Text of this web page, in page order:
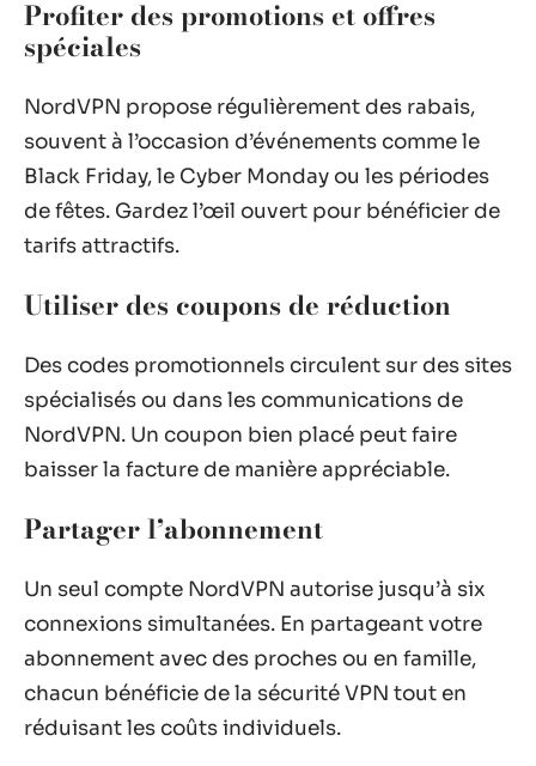
Profiter des promotions et offres
spéciales
NordVPN propose régulièrement des rabais,
souvent à l’occasion d’événements comme le
Black Friday, le Cyber Monday ou les périodes
de fêtes. Gardez l’œil ouvert pour bénéficier de
tarifs attractifs.
Utiliser des coupons de réduction
Des codes promotionnels circulent sur des sites
spécialisés ou dans les communications de
NordVPN. Un coupon bien placé peut faire
baisser la facture de manière appréciable.
Partager l’abonnement
Un seul compte NordVPN autorise jusqu’à six
connexions simultanées. En partageant votre
abonnement avec des proches ou en famille,
chacun bénéficie de la sécurité VPN tout en
réduisant les coûts individuels.